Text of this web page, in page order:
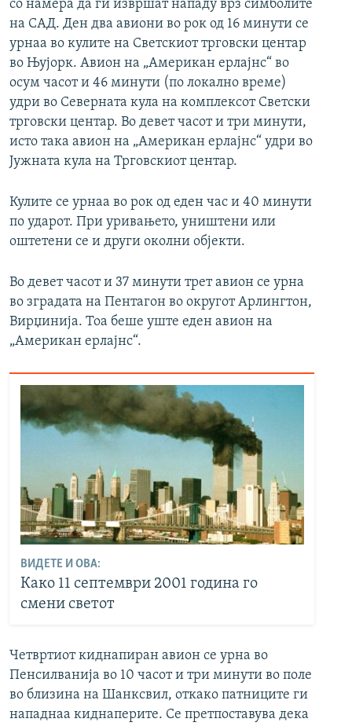
со намера да ги извршат нападу врз симболите
на САД. Ден два авиони во рок од 16 минути се
урнаа во кулите на Светскиот трговски центар
во Њујорк. Авион на „Американ ерлајнс“ во
осум часот и 46 минути (по локално време)
удри во Северната кула на комплексот Светски
трговски центар. Во девет часот и три минути,
исто така авион на „Американ ерлајнс“ удри во
Јужната кула на Трговскиот центар.
Кулите се урнаа во рок од еден час и 40 минути
по ударот. При уривањето, уништени или
оштетени се и други околни објекти.
Во девет часот и 37 минути трет авион се урна
во зградата на Пентагон во округот Арлингтон,
Вирџинија. Тоа беше уште еден авион на
„Американ ерлајнс“.
ВИДЕТЕ И ОВА:
Како 11 септември 2001 година го
смени светот
Четвртиот киднапиран авион се урна во
Пенсилванија во 10 часот и три минути во поле
во близина на Шанксвил, откако патниците ги
нападнаа киднаперите. Се претпоставува дека